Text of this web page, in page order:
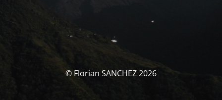
© Florian SANCHEZ 2026